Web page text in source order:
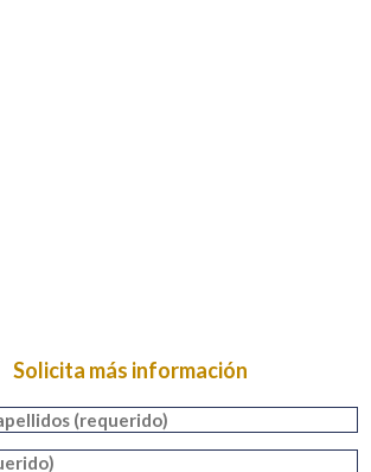
Solicita más información